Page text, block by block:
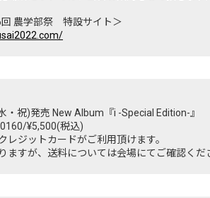
農学部祭 特設サイト＞
・祝)発売 New Album『i -Special Edition-』
¥5,500(税込)
ジットカードがご利用頂けます。
ますが、送料については会場にてご確認くだ